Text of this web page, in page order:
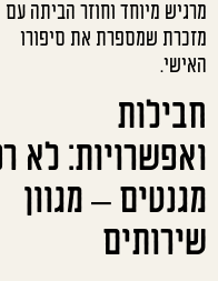
מרגיש מיוחד וחוזר הביתה עם
מזכרת שמספרת את סיפורו
האישי.
חבילות
ואפשרויות: לא
מגנטים – מגוון
שירותים